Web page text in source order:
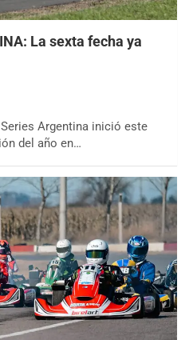
La sexta fecha ya
Argentina inició este
del año en…